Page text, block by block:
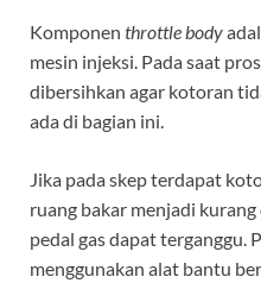
Komponen throttle body
mesin injeksi. Pada saat
dibersihkan agar kotoran
ada di bagian ini.
Jika pada skep terdapat
ruang bakar menjadi
pedal gas dapat terganggu.
menggunakan alat bantu